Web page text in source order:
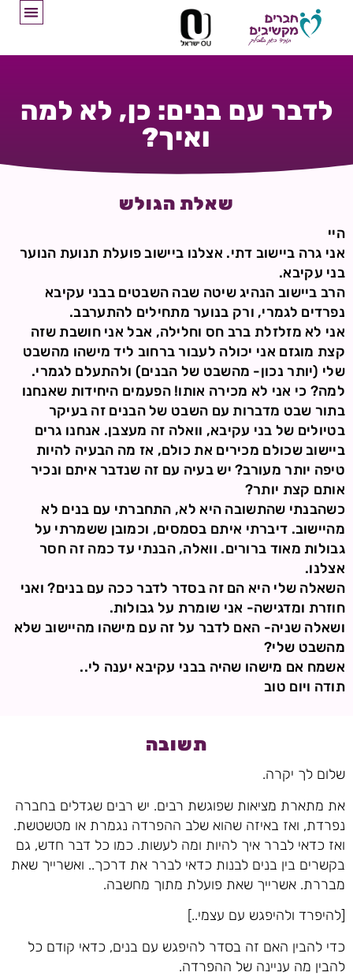
לדבר עם בנים: כן, לא למה
ואיך?
שאלת הגולש
היי
אני גרה ביישוב דתי. אצלנו ביישוב פועלת תנועת הנוער
בני עקיבא.
הרב ביישוב הנהיג שיטה שבה השבטים בבני עקיבא
נפרדים לגמרי, ורק בנוער מתחילים להתערבב.
אני לא מזלזלת ברב חס וחלילה, אבל אני חושבת שזה
קצת מוגזם אני יכולה לעבור ברחוב ליד מישהו מהשבט
שלי (יותר נכון- מהשבט של הבנים) ולהתעלם לגמרי.
למה? כי אני לא מכירה אותו! הפעמים היחידות שאנחנו
בתור שבט מדברות עם השבט של הבנים זה בעיקר
בטיולים של בני עקיבא, וואלה זה מעצבן. אנחנו גרים
ביישוב שכולם מכירים את כולם, אז מה הבעיה להיות
טיפה יותר מעורב? יש בעיה עם זה שנדבר איתם ונכיר
אותם קצת יותר?
כשהבנתי שהתשובה היא לא, התחברתי עם בנים לא
מהיישוב. דיברתי איתם בסמסים, וכמובן ששמרתי על
גבולות מאוד ברורים. וואלה, הבנתי עד כמה זה חסר
אצלנו.
השאלה שלי היא הם זה בסדר לדבר ככה עם בנים? ואני
חוזרת ומדגישה- אני שומרת על גבולות.
ושאלה שניה- האם לדבר על זה עם מישהו מהיישוב שלא
מהשבט שלי?
אשמח אם מישהו שהיה בבני עקיבא יענה לי..
תודה ויום טוב
תשובה
שלום לך יקרה.
את מתארת מציאות שפוגשת רבים. יש רבים שגדלים בחברה
נפרדת, ואז באיזה שהוא שלב ההפרדה נגמרת או מטשטשת.
ואז כדאי לברר איך להיות ומה לעשות. כמו כל דבר חדש, גם
בקשרים בין בנים לבנות כדאי לברר את דרכך.. ואשרייך שאת
מבררת. אשרייך שאת פועלת מתוך מחשבה.
[להיפרד ולהיפגש עם עצמי..]
כדי להבין האם זה בסדר להיפגש עם בנים, כדאי קודם כל
להבין מה עניינה של ההפרדה.